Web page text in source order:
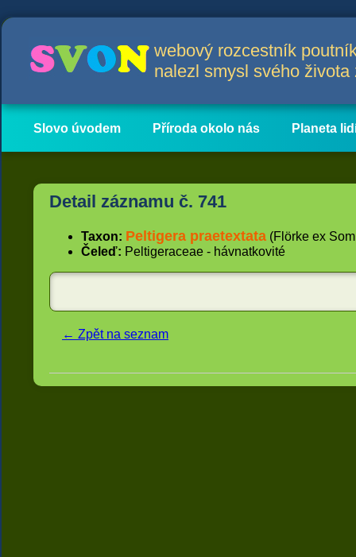
webový rozcestník
nalezl smysl svého
Slovo úvodem Příroda okolo nás Planeta
Hlavní obsah
Články
Detail záznamu č. 741
Taxon: Peltigera praetextata (Flörke ex
Čeleď: Peltigeraceae - hávnatkovité
← Zpět na seznam